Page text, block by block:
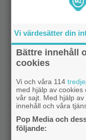
Vi värdesätter din
Bättre innehåll
cookies
Vi och våra 114
med hjälp av
vår sajt. Med hjälp
innehåll och våra
Pop Media och
följande: